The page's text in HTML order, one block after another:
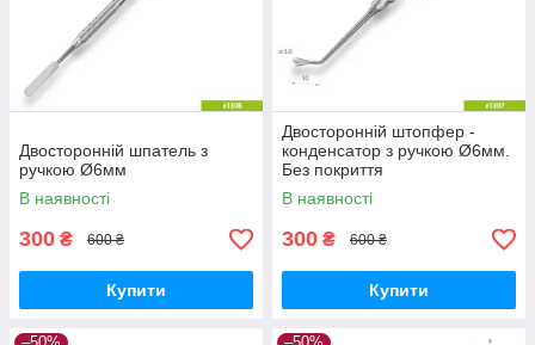
Двосторонній шпатель з
ручкою Ø6мм
В наявності
300 ₴ 600 ₴
Купити
Двосторонній штопфер -
конденсатор з ручкою Ø6мм.
Без покриття
В наявності
300 ₴ 600 ₴
Купити